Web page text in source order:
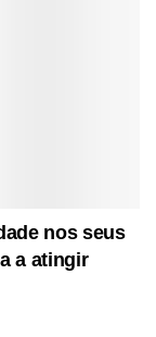
nos seus
a atingir